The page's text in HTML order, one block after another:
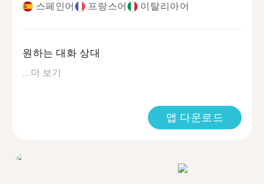
스페인어 프랑스어 이탈리아어
원하는 대화 상대
...더 보기
앱 다운로드